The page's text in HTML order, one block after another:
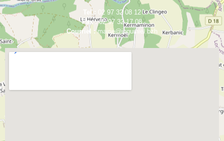
Tel :
02 97 32 08 12
Fax :02 97 32 17 08
Courriel : mairie@inguiniel.bzh